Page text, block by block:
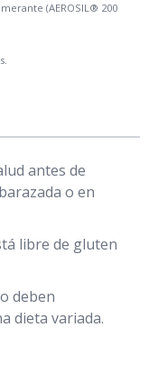
(AEROSIL® 200
antes de
o en
libre de gluten
deben
dieta variada.